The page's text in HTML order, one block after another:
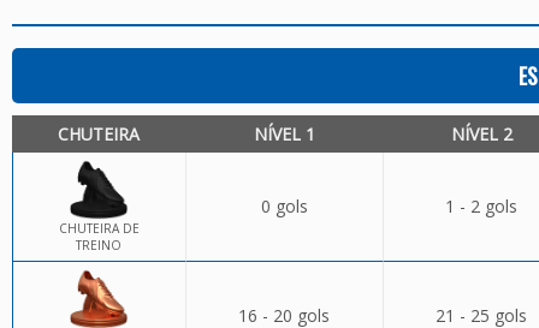
CHUTEIRA NÍVEL 1 NÍVEL 2
CHUTEIRA DE
TREINO
0 gols 1 - 2 gols
16 - 20 gols 21 - 25 gols